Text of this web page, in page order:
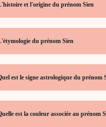
et l'origine du prénom Sien
du prénom Sien
est le signe astrologique du prénom
est la couleur associée au prénom